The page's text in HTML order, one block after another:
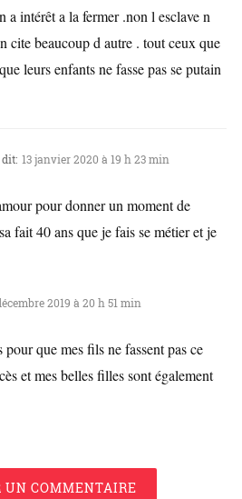
a intérêt a la fermer .non l esclave n
cite beaucoup d autre . tout ceux que
leurs enfants ne fasse pas se putain
dit: 13 janvier 2020 à 19 h 23 min
pour donner un moment de
fait 40 ans que je fais se métier et je
2019 à 20 h 51 min
pour que mes fils ne fassent pas ce
et mes belles filles sont également
UN COMMENTAIRE